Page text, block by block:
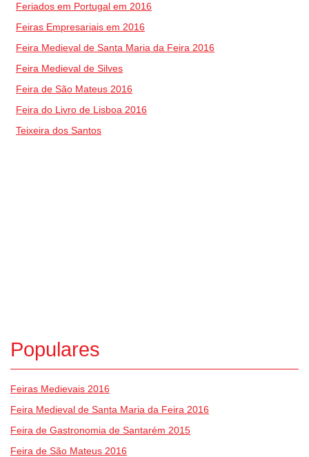
Feriados em Portugal em 2016
Feiras Empresariais em 2016
Feira Medieval de Santa Maria da Feira 2016
Feira Medieval de Silves
Feira de São Mateus 2016
Feira do Livro de Lisboa 2016
Teixeira dos Santos
Populares
Feiras Medievais 2016
Feira Medieval de Santa Maria da Feira 2016
Feira de Gastronomia de Santarém 2015
Feira de São Mateus 2016